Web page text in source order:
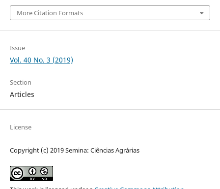
More Citation Formats
Issue
Vol. 40 No. 3 (2019)
Section
Articles
License
Copyright (c) 2019 Semina: Ciências Agrárias